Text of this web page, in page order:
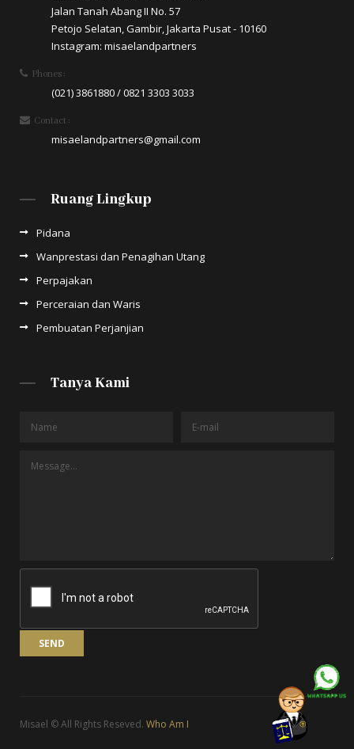
Jalan Tanah Abang II No. 57
Petojo Selatan, Gambir, Jakarta Pusat - 10160
Instagram: misaelandpartners
Phones :
(021) 3861880 / 0821 3303 3033
Contact :
misaelandpartners@gmail.com
Ruang Lingkup
Pidana
Wanprestasi dan Penagihan Utang
Perpajakan
Perceraian dan Waris
Pembuatan Perjanjian
Tanya Kami
Misael © All Rights Reseved. Who Am I